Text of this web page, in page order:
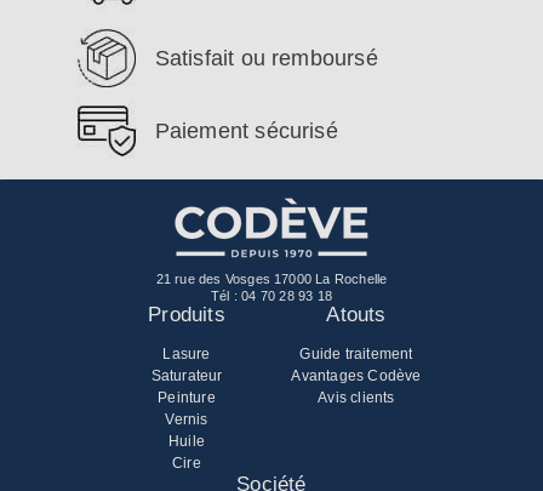
Satisfait ou remboursé
Paiement sécurisé
21 rue des Vosges 17000 La Rochelle
Tél :04 70 28 93 18
Produits
Lasure
Saturateur
Peinture
Vernis
Huile
Cire
Atouts
Guide traitement
Avantages Codève
Avis clients
Société